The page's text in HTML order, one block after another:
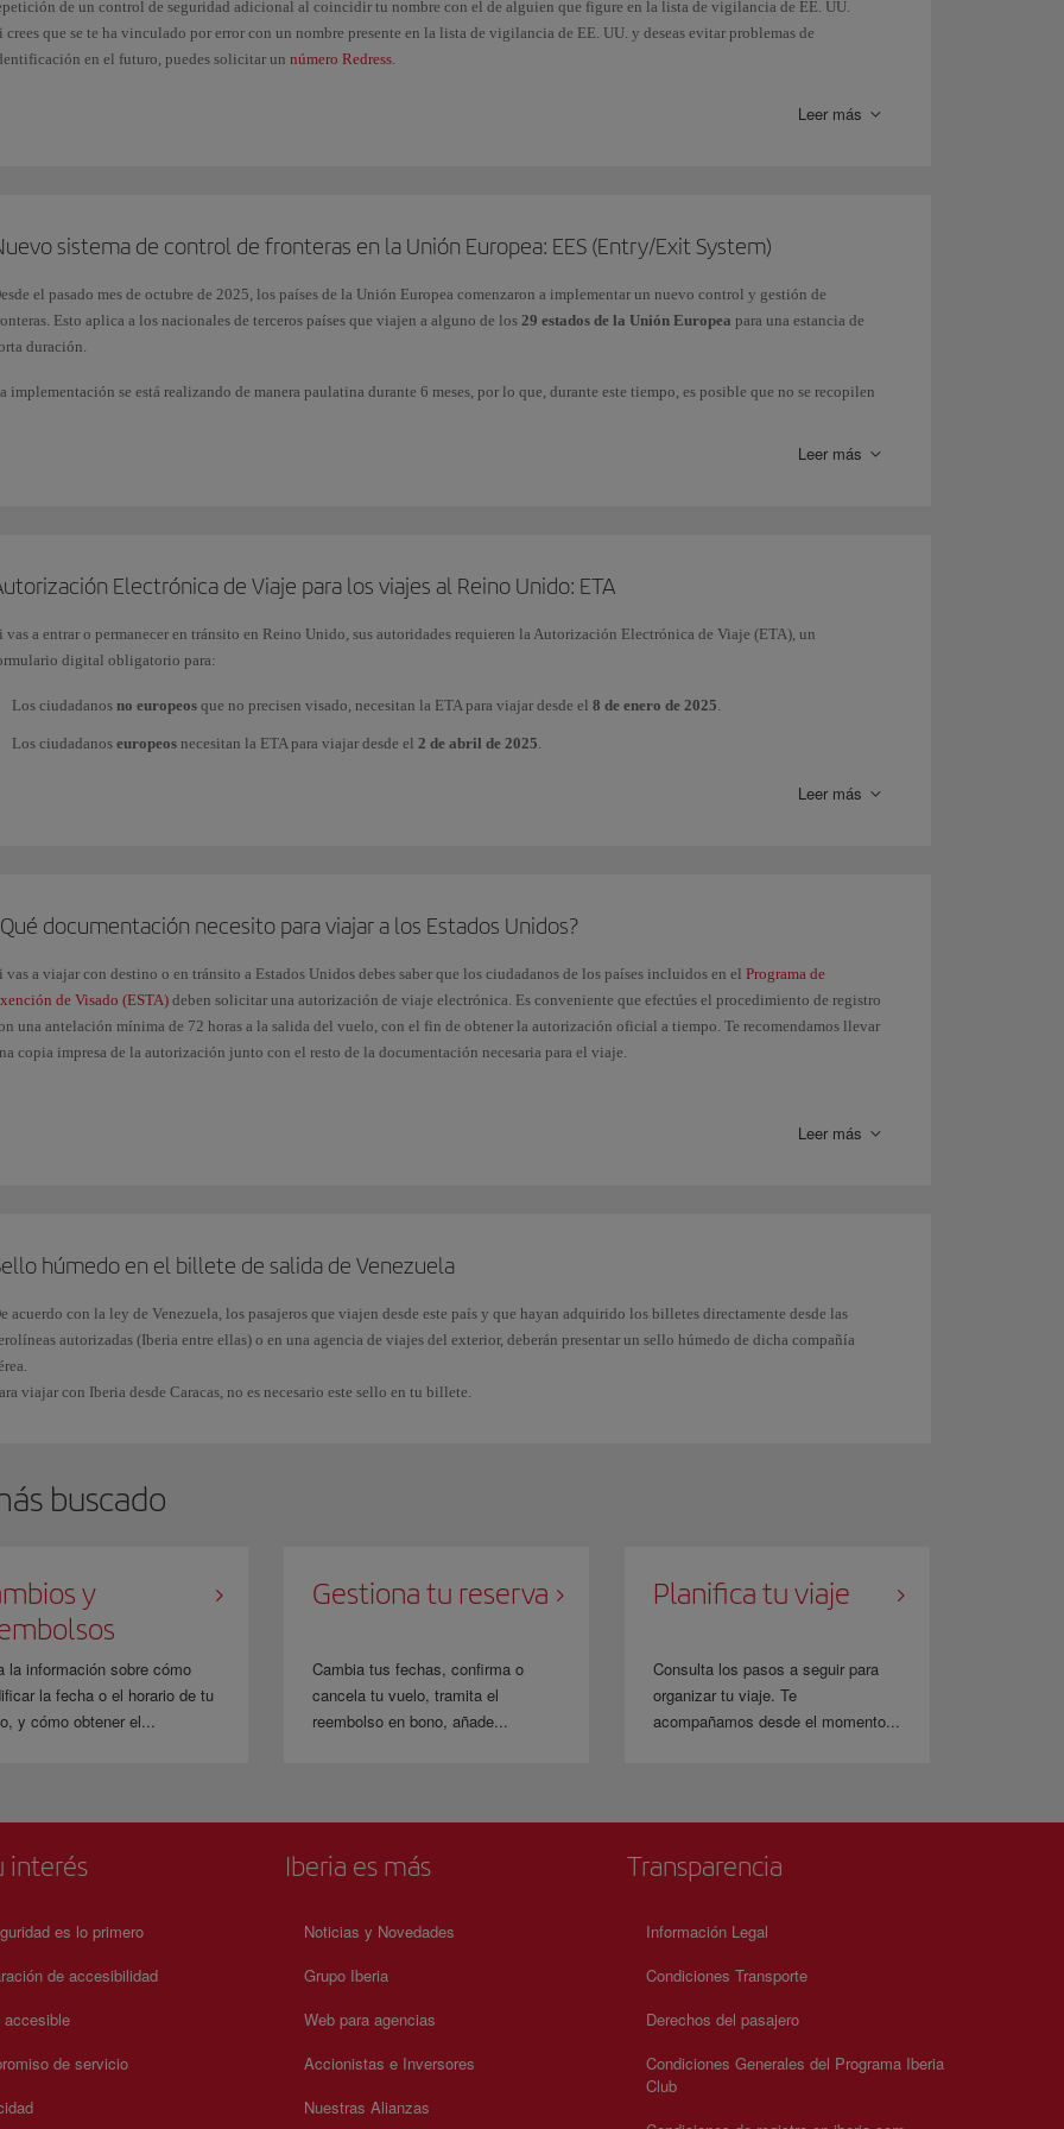
de un control de seguridad adicional al coincidir tu nombre con el de alguien que figure en la lista de vigilancia de EE. UU.
crees que se te ha vinculado por error con un nombre presente en la lista de vigilancia de EE. UU. y deseas evitar problemas de
en el futuro, puedes solicitar un número Redress.
Leer más
sistema de control de fronteras en la Unión Europea: EES (Entry/Exit System)
el pasado mes de octubre de 2025, los países de la Unión Europea comenzaron a implementar un nuevo control y gestión de
Esto aplica a los nacionales de terceros países que viajen a alguno de los 29 estados de la Unión Europea para una estancia de
duración.
implementación se está realizando de manera paulatina durante 6 meses, por lo que, durante este tiempo, es posible que no se recopilen
Leer más
Electrónica de Viaje para los viajes al Reino Unido: ETA
vas a entrar o permanecer en tránsito en Reino Unido, sus autoridades requieren la Autorización Electrónica de Viaje (ETA), un
digital obligatorio para:
Los ciudadanos no europeos que no precisen visado, necesitan la ETA para viajar desde el 8 de enero de 2025.
Los ciudadanos europeos necesitan la ETA para viajar desde el 2 de abril de 2025.
Leer más
documentación necesito para viajar a los Estados Unidos?
vas a viajar con destino o en tránsito a Estados Unidos debes saber que los ciudadanos de los países incluidos en el Programa de
de Visado (ESTA) deben solicitar una autorización de viaje electrónica. Es conveniente que efectúes el procedimiento de registro
una antelación mínima de 72 horas a la salida del vuelo, con el fin de obtener la autorización oficial a tiempo. Te recomendamos llevar
copia impresa de la autorización junto con el resto de la documentación necesaria para el viaje.
B1 o B2 en el Consulado General o Sección Consular de la Embajada de Estados Unidos de tu lugar deLeer más
húmedo en el billete de salida de Venezuela
acuerdo con la ley de Venezuela, los pasajeros que viajen desde este país y que hayan adquirido los billetes directamente desde las
autorizadas (Iberia entre ellas) o en una agencia de viajes del exterior, deberán presentar un sello húmedo de dicha compañía
viajar con Iberia desde Caracas, no es necesario este sello en tu billete.
buscado
y
la información sobre cómo
la fecha o el horario de tu
y cómo obtener el...
Gestiona tu reserva
Cambia tus fechas, confirma o
cancela tu vuelo, tramita el
reembolso en bono, añade...
Planifica tu viaje
Consulta los pasos a seguir para
organizar tu viaje. Te
acompañamos desde el momento...
interés
es lo primero
de accesibilidad
accesible
de servicio
Iberia es más
Noticias y Novedades
Grupo Iberia
Web para agencias
Accionistas e Inversores
Nuestras Alianzas
Transparencia
Información Legal
Condiciones Transporte
Derechos del pasajero
Condiciones Generales del Programa Iberia
Club